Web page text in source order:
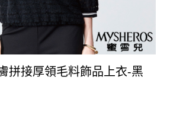
拼接厚領毛料飾品上衣-黑